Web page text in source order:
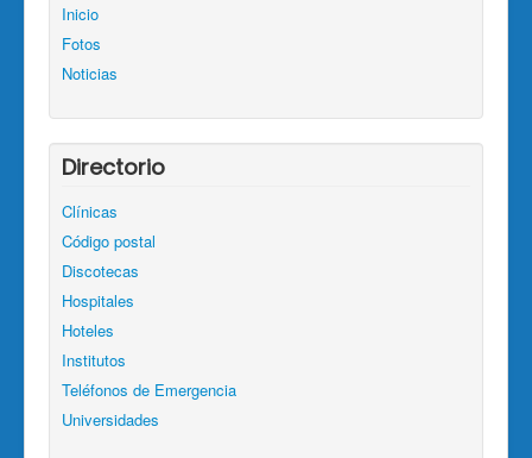
Inicio
Fotos
Noticias
Directorio
Clínicas
Código postal
Discotecas
Hospitales
Hoteles
Institutos
Teléfonos de Emergencia
Universidades